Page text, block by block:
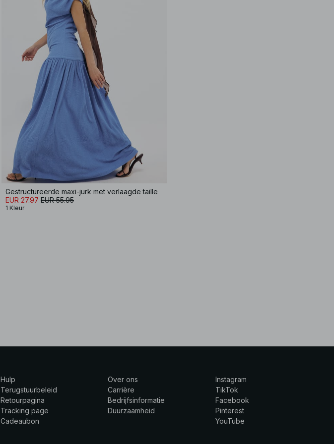
Gestructureerde maxi-jurk met verlaagde taille
EUR 27.97 EUR 55.95
1 Kleur
Hulp
Terugstuurbeleid
Retourpagina
Tracking page
Cadeaubon
Over ons
Carrière
Bedrijfsinformatie
Duurzaamheid
Instagram
TikTok
Facebook
Pinterest
YouTube